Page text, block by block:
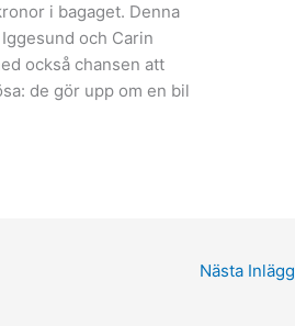
i bagaget. Denna
och Carin
också chansen att
de gör upp om en bil
Nästa Inlägg